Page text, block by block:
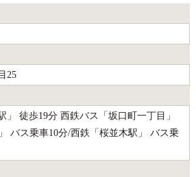
25
」 徒歩19分 西鉄バス「坂口町一丁目」
バス乗車10分/西鉄「桜並木駅」 バス乗